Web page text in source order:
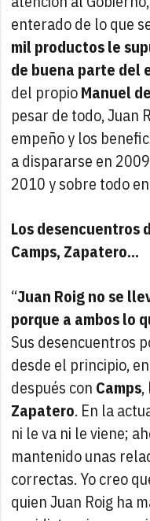
enterado de lo que
mil productos le
de buena parte del
del propioManuel
pesar de todo, Juan
empeño y los
a dispararse en
2010 y sobre todo
Los desencuentros
Camps, Zapatero…
“Juan Roig no se
porque a ambos lo
Sus desencuentros
desde el principio,
después con Camps,
Zapatero. En la
ni le va ni le viene;
mantenido unas
correctas. Yo creo
quien Juan Roig ha